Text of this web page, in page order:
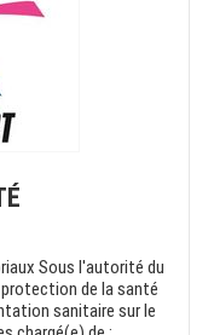
Sous l'autorité du
protection de la santé
sanitaire sur le